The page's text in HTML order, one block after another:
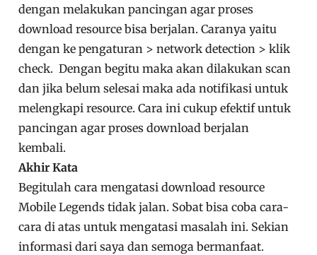
dengan melakukan pancingan agar proses
download resource bisa berjalan. Caranya yaitu
dengan ke pengaturan > network detection > klik
check. Dengan begitu maka akan dilakukan scan
dan jika belum selesai maka ada notifikasi untuk
melengkapi resource. Cara ini cukup efektif untuk
pancingan agar proses download berjalan
kembali.
Akhir Kata
Begitulah cara mengatasi download resource
Mobile Legends tidak jalan. Sobat bisa coba cara-
cara di atas untuk mengatasi masalah ini. Sekian
informasi dari saya dan semoga bermanfaat.